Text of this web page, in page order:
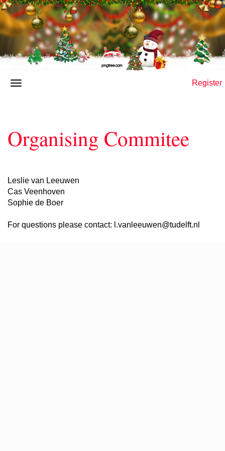
Register
Organising Commitee
Leslie van Leeuwen
Cas Veenhoven
Sophie de Boer
For questions please contact: l.vanleeuwen@tudelft.nl